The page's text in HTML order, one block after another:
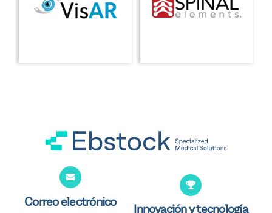
Correo electrónico
Innovación y tecnología